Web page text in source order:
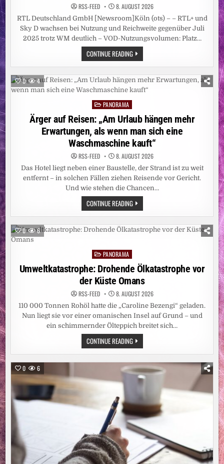
RSS-FEED 8. AUGUST 2026
RTL Deutschland GmbH [Newsroom]Köln (ots) – – RTL+ und
Sky D wachsen bei Nutzung und Reichweite gegenüber Juli
2025 trotz WM deutlich – VOD-Nutzungsvolumen: Platz…
CONTINUE READINGGEMEINSAM
STARK:
RTL+
D
ERREICHT
IM
MENSCHEN
0 4
PostedPANORAMA
Ärger auf Reisen: „Am Urlaub hängen mehr
Erwartungen, als wenn man sich eine
Waschmaschine kauft“
RSS-FEED 8. AUGUST 2026
Das Hotel liegt neben einer Baustelle, der Strand ist zu weit
entfernt – in solchen Fällen ziehen Reisende vor Gericht.
Und wie stehen die Chancen…
CONTINUE READINGÄRGER
AUF
REISEN:
URLAUB
HÄNGEN
WENN
MAN
SICH
EINE
WASCHMASCHINE
KAUFT“
0 6
Posted
in
PANORAMA
Umweltkatastrophe: Drohende Ölkatastrophe vor
der Küste Omans
RSS-FEED 8. AUGUST 2026
110 000 Tonnen Rohöl hatte die „Caroline Bezengi“ geladen.
Nun liegt sie vor einer omanischen Insel auf Grund – und
ein schimmernder Ölteppich breitet sich…
CONTINUE READINGUMWELTKATASTROPHE:
DROHENDE
ÖLKATASTROPHE
DER
KÜSTE
OMANS
0 6